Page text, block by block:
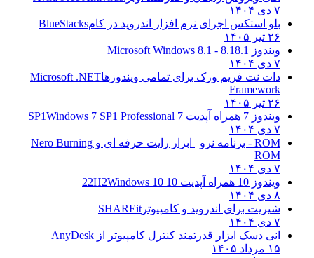
۷ دی ۱۴۰۴
بلو استکس اجرای نرم افزار اندروید در کامBlueStacks
۲۶ تیر ۱۴۰۵
ویندوز 8.1
8.1 - Microsoft Windows 8.1
۷ دی ۱۴۰۴
دات نت فریم ورک برای تمامی ویندوزهاMicrosoft .NET
Framework
۲۶ تیر ۱۴۰۵
ویندوز 7 همراه آپدیت 7 SP1
Windows 7 SP1 Professional
۷ دی ۱۴۰۴
ROM - برنامه نرو | ابزار رایت حرفه ای و
Nero Burning
ROM
۷ دی ۱۴۰۴
ویندوز 10 همراه آپدیت 10 22H2
Windows 10
۸ دی ۱۴۰۴
شیریت برای اندروید و کامپیوتر SHAREit
۷ دی ۱۴۰۴
انی دسک ابزار قدرتمند کنترل کامپیوتر از AnyDesk
۱۵ مرداد ۱۴۰۵